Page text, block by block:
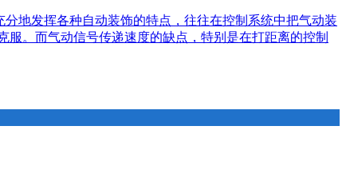
地发挥各种自动装饰的特点，往往在控制系统中把气动装
。而气动信号传递速度的缺点，特别是在打距离的控制